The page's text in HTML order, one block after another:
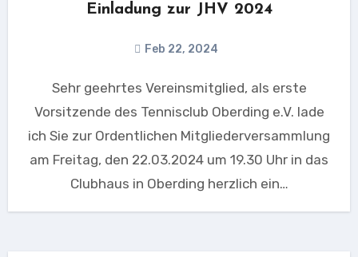
Einladung zur JHV 2024
Feb 22, 2024
Sehr geehrtes Vereinsmitglied, als erste
Vorsitzende des Tennisclub Oberding e.V. lade
ich Sie zur Ordentlichen Mitgliederversammlung
am Freitag, den 22.03.2024 um 19.30 Uhr in das
Clubhaus in Oberding herzlich ein…